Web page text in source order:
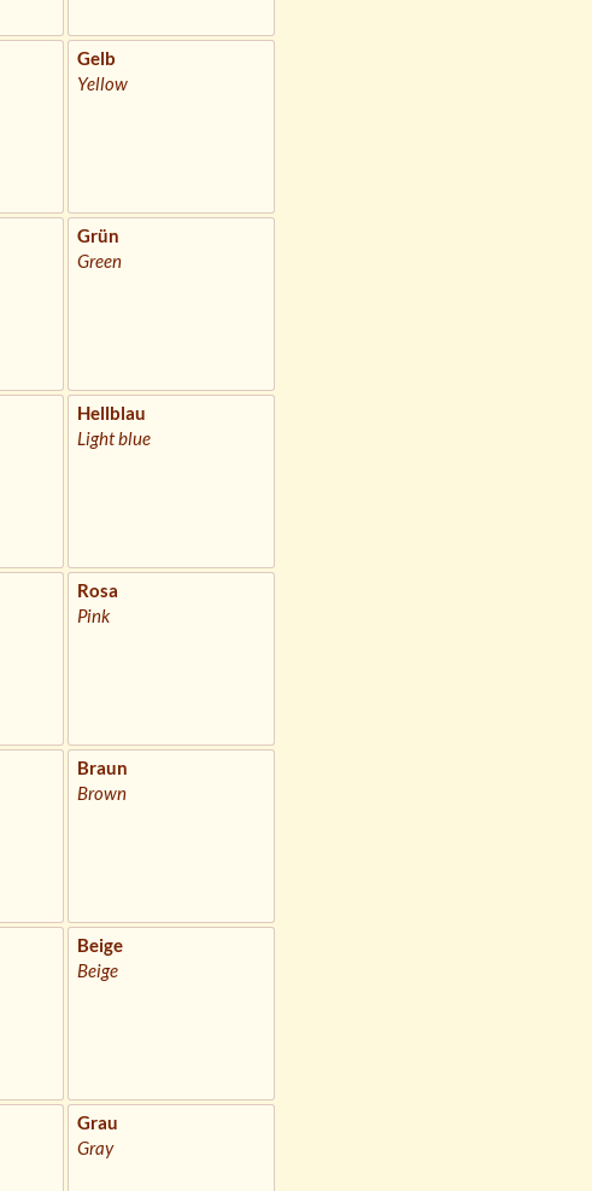
Gelb
Yellow
Grün
Green
Hellblau
Light blue
Rosa
Pink
Braun
Brown
Beige
Beige
Grau
Gray